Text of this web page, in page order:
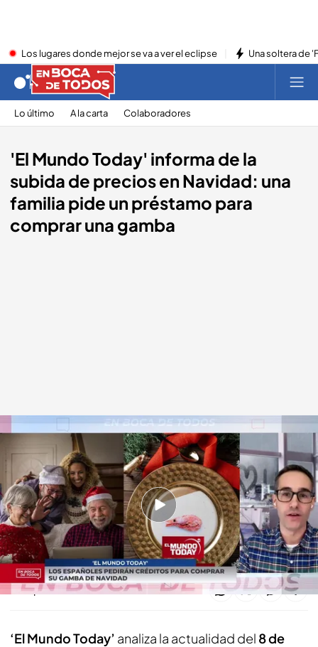
Los lugares donde mejor se va a ver el eclipse Una soltera de
Lo último A la carta Colaboradores
'El Mundo Today' informa de la
subida de precios en Navidad: una
familia pide un préstamo para
comprar una gamba
'El Mundo Today' informa del juicio al Rey emérito
En boca de todos
09 NOV 2022 - 15:37h.
'El Mundo Today' analiza la actualidad del 9 de
noviembre de 2022
Compartir
‘El Mundo Today’ analiza la actualidad del 8 de